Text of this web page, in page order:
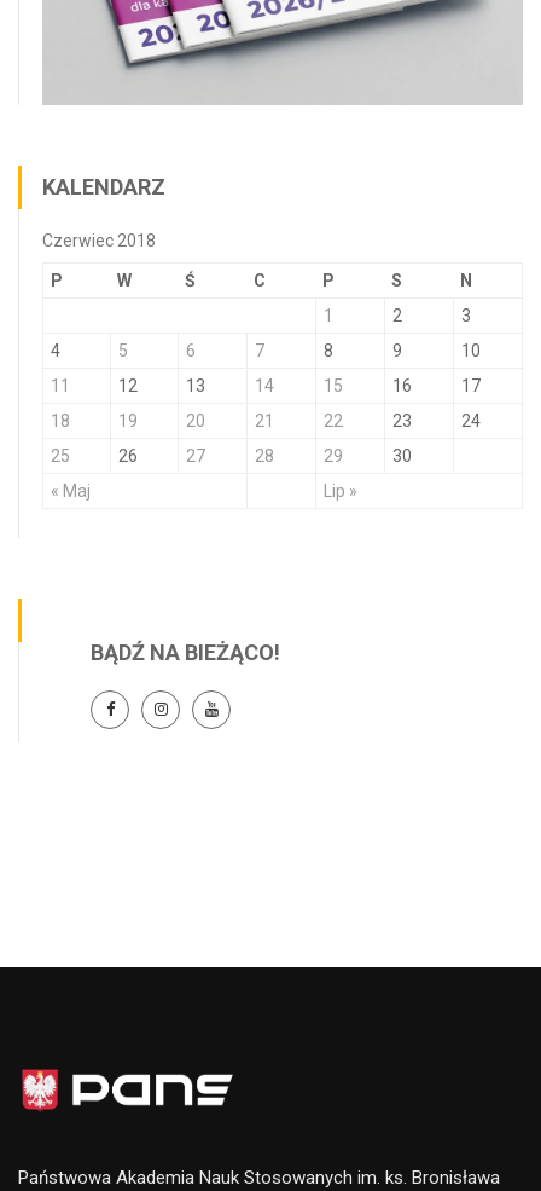
KALENDARZ
Czerwiec 2018
P W Ś C P S N
« Maj Lip »
1 2
3
4
5 6 7 8 9
10
11
12 13 14 15 16
17
18
19 20 21 22 23
24
25
26 27 28 29 30
BĄDŹ NA BIEŻĄCO!
Państwowa Akademia Nauk Stosowanych im. ks. Bronisława